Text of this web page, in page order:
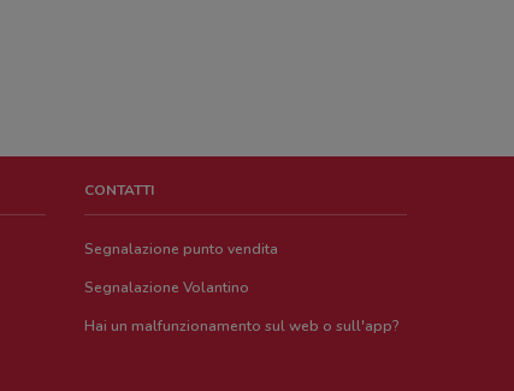
CONTATTI
Segnalazione punto vendita
Segnalazione Volantino
Hai un malfunzionamento sul web o sull'app?